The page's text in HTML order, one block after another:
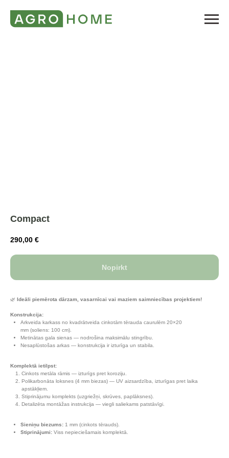
Compact
290,00 €
Nopirkt
🌿 Ideāli piemērota dārzam, vasarnīcai vai maziem saimniecības projektiem!
Konstrukcija:
Arkveida karkass no kvadrātveida cinkotām tērauda caurulēm 20×20
mm (soliens: 100 cm).
Metinātas gala sienas — nodrošina maksimālu stingrību.
Nesaplūstošas arkas — konstrukcija ir izturīga un stabila.
Komplektā ietilpst:
Cinkots metāla rāmis — izturīgs pret koroziju.
Polikarbonāta loksnes (4 mm biezas) — UV aizsardzība, izturīgas pret laika
apstākļiem.
Stiprinājumu komplekts (uzgriežņi, skrūves, paplāksnes).
Detalizēta montāžas instrukcija — viegli saliekams patstāvīgi.
Sieniņu biezums: 1 mm (cinkots tērauds).
Stiprinājumi: Viss nepieciešamais komplektā.